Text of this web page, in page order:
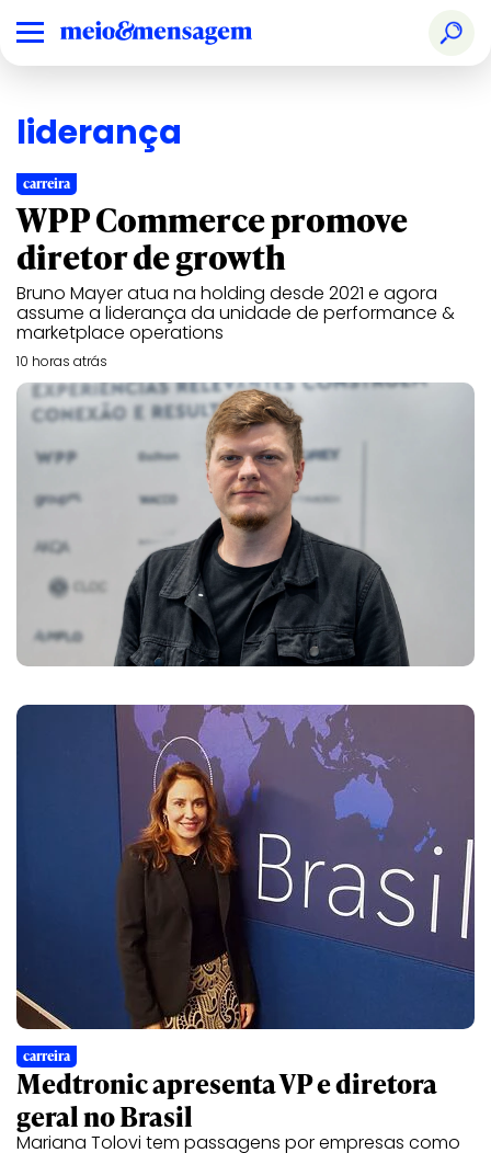
liderança
carreira
WPP Commerce promove
diretor de growth
Bruno Mayer atua na holding desde 2021 e agora
assume a liderança da unidade de performance &
marketplace operations
10 horas atrás
carreira
Medtronic apresenta VP e diretora
geral no Brasil
Mariana Tolovi tem passagens por empresas como